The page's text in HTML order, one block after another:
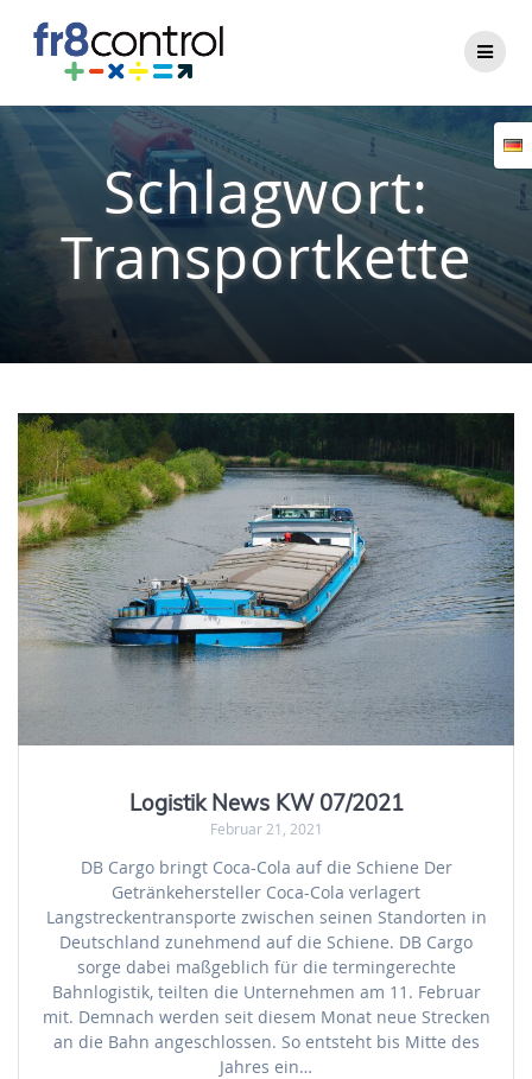
Schlagwort:
Transportkette
Logistik News KW 07/2021
Februar 21, 2021
DB Cargo bringt Coca-Cola auf die Schiene Der
Getränkehersteller Coca-Cola verlagert
Langstreckentransporte zwischen seinen Standorten in
Deutschland zunehmend auf die Schiene. DB Cargo
sorge dabei maßgeblich für die termingerechte
Bahnlogistik, teilten die Unternehmen am 11. Februar
mit. Demnach werden seit diesem Monat neue Strecken
an die Bahn angeschlossen. So entsteht bis Mitte des
Jahres ein…